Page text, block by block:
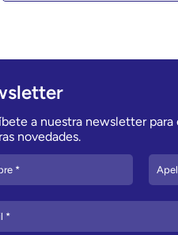
a nuestra newsletter para
novedades.